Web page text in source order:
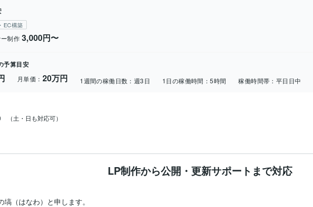
EC構築
制作 3,000円〜
予算目安
月単価： 20万円 1週間の稼働日数： 週3日 1日の稼働時間：5時間 稼働時間帯： 平日日中
LP制作から公開・更新サポートまで対応
塙（はなわ）と申します。